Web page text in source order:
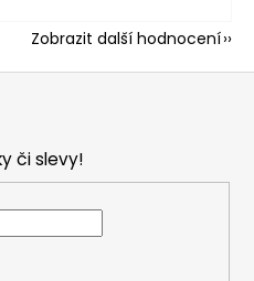
Zobrazit další hodnocení
či slevy!